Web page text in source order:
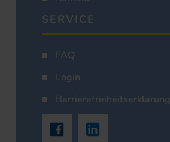
SERVICE
FAQ
Login
Barrierefreiheitserklärung